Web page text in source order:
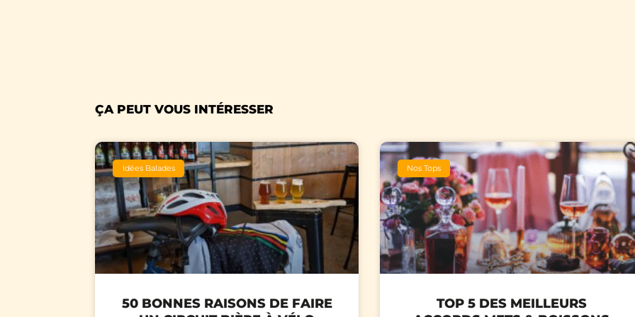
ÇA PEUT VOUS INTÉRESSER
Idées Balades
50 BONNES RAISONS DE FAIRE
Nos Tops
TOP 5 DES MEILLEURS